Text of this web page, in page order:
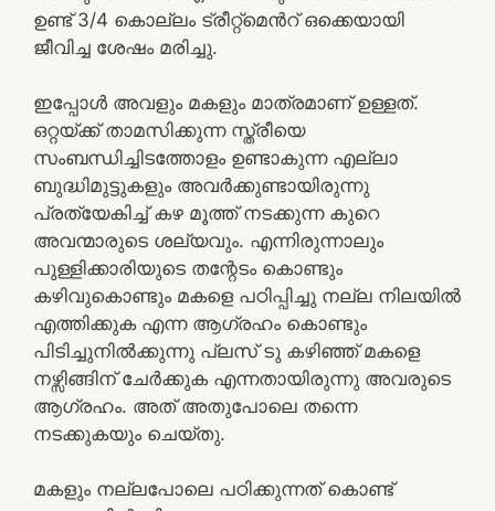
ഉണ്ട് 3/4 കൊല്ലം ട്രീറ്റ്മെൻറ് ഒക്കെയായി
ജീവിച്ച ശേഷം മരിച്ചു.
ഇപ്പോൾ അവളും മകളും മാത്രമാണ് ഉള്ളത്.
ഒറ്റയ്ക്ക് താമസിക്കുന്ന സ്ത്രീയെ
സംബന്ധിച്ചിടത്തോളം ഉണ്ടാകുന്ന എല്ലാ
ബുദ്ധിമുട്ടുകളും അവർക്കുണ്ടായിരുന്നു
പ്രത്യേകിച്ച് കഴ മൂത്ത് നടക്കുന്ന കുറെ
അവന്മാരുടെ ശല്യവും. എന്നിരുന്നാലും
പുള്ളിക്കാരിയുടെ തന്റേടം കൊണ്ടും
കഴിവുകൊണ്ടും മകളെ പഠിപ്പിച്ചു നല്ല നിലയിൽ
എത്തിക്കുക എന്ന ആഗ്രഹം കൊണ്ടും
പിടിച്ചുനിൽക്കുന്നു പ്ലസ് ടു കഴിഞ്ഞ് മകളെ
നഴ്സിങ്ങിന് ചേർക്കുക എന്നതായിരുന്നു അവരുടെ
ആഗ്രഹം. അത് അതുപോലെ തന്നെ
നടക്കുകയും ചെയ്തു.
മകളും നല്ലപോലെ പഠിക്കുന്നത് കൊണ്ട്